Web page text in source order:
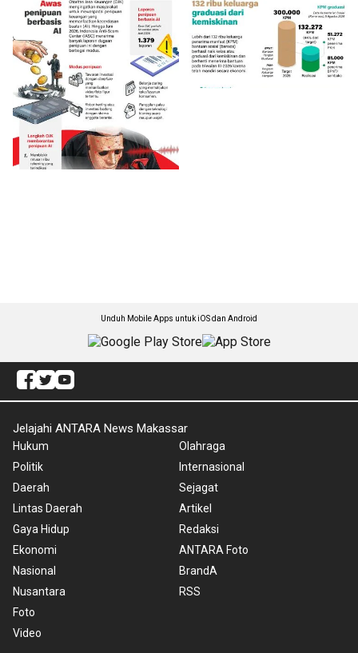
Unduh Mobile Apps untuk iOS dan Android
Jelajahi ANTARA News Makassar
Hukum
Politik
Daerah
Lintas Daerah
Gaya Hidup
Ekonomi
Nasional
Nusantara
Foto
Video
Olahraga
Internasional
Sejagat
Artikel
Redaksi
ANTARA Foto
BrandA
RSS